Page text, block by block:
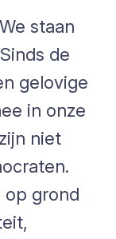
staan
de
gelovige
in onze
niet
op grond